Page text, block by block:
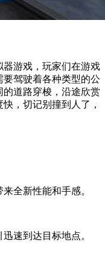
游戏，玩家们在游戏
驾驶着各种类型的公
道路穿梭，沿途欣赏
，切记别撞到人了，
全新性能和手感。
速到达目标地点。